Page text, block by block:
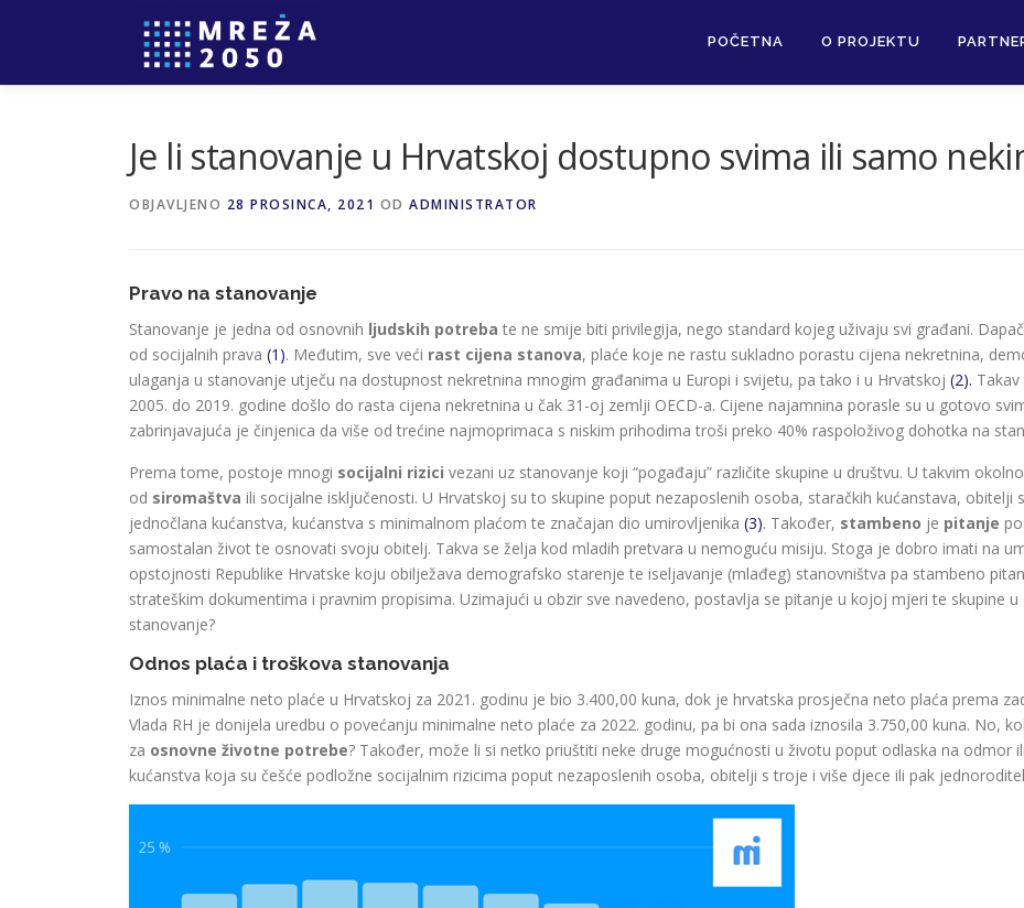
POČETNA O PROJEKTU
Je li stanovanje u Hrvatskoj dostupno svima ili samo
OBJAVLJENO 28 PROSINCA, 2021 OD ADMINISTRATOR
Pravo na stanovanje
Stanovanje je jedna od osnovnih ljudskih potreba te ne smije biti privilegija, nego standard kojeg uživaju svi građani.
od socijalnih prava (1). Međutim, sve veći rast cijena stanova, plaće koje ne rastu sukladno porastu cijena nekretnina,
ulaganja u stanovanje utječu na dostupnost nekretnina mnogim građanima u Europi i svijetu, pa tako i u Hrvatskoj (2).
2005. do 2019. godine došlo do rasta cijena nekretnina u čak 31-oj zemlji OECD-a. Cijene najamnina porasle su u gotovo
zabrinjavajuća je činjenica da više od trećine najmoprimaca s niskim prihodima troši preko 40% raspoloživog dohotka na
Prema tome, postoje mnogi socijalni rizici vezani uz stanovanje koji “pogađaju” različite skupine u društvu. U takvim
od siromaštva ili socijalne isključenosti. U Hrvatskoj su to skupine poput nezaposlenih osoba, staračkih kućanstava, obitelji
jednočlana kućanstva, kućanstva s minimalnom plaćom te značajan dio umirovljenika (3). Također, stambeno je pitanje
samostalan život te osnovati svoju obitelj. Takva se želja kod mladih pretvara u nemoguću misiju. Stoga je dobro imati na
opstojnosti Republike Hrvatske koju obilježava demografsko starenje te iseljavanje (mlađeg) stanovništva pa stambeno
strateškim dokumentima i pravnim propisima. Uzimajući u obzir sve navedeno, postavlja se pitanje u kojoj mjeri te skupine
stanovanje?
Odnos plaća i troškova stanovanja
Iznos minimalne neto plaće u Hrvatskoj za 2021. godinu je bio 3.400,00 kuna, dok je hrvatska prosječna neto plaća prema
Vlada RH je donijela uredbu o povećanju minimalne neto plaće za 2022. godinu, pa bi ona sada iznosila 3.750,00 kuna. No,
za osnovne životne potrebe? Također, može li si netko priuštiti neke druge mogućnosti u životu poput odlaska na odmor
kućanstva koja su češće podložne socijalnim rizicima poput nezaposlenih osoba, obitelji s troje i više djece ili pak